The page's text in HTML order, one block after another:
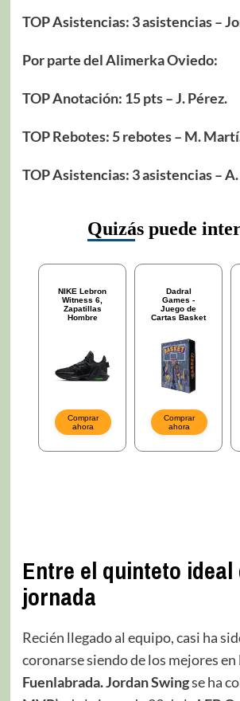
TOP Asistencias: 3 asistencias –
Por parte del Alimerka Oviedo:
TOP Anotación: 15 pts – J. Pérez.
TOP Rebotes: 5 rebotes – M.
TOP Asistencias: 3 asistencias –
Entre el quinteto ideal
jornada
Recién llegado al equipo, casi ha
coronarse siendo de los mejores en
Fuenlabrada. Jordan Swingse ha